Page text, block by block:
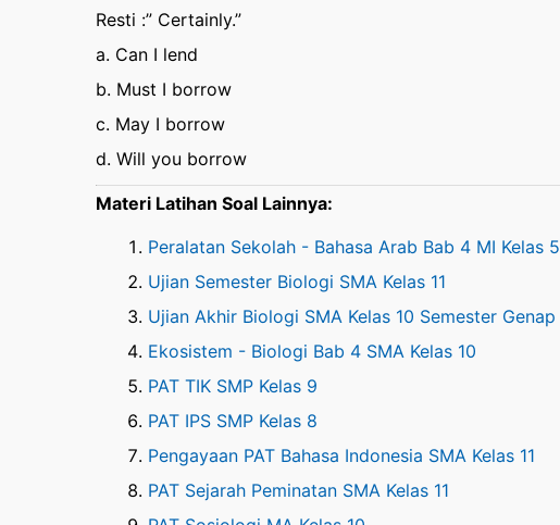
Resti :” Certainly.”
a. Can I lend
b. Must I borrow
c. May I borrow
d. Will you borrow
Materi Latihan Soal Lainnya:
Peralatan Sekolah - Bahasa Arab Bab 4 MI Kelas 5
Ujian Semester Biologi SMA Kelas 11
Ujian Akhir Biologi SMA Kelas 10 Semester Genap
Ekosistem - Biologi Bab 4 SMA Kelas 10
PAT TIK SMP Kelas 9
PAT IPS SMP Kelas 8
Pengayaan PAT Bahasa Indonesia SMA Kelas 11
PAT Sejarah Peminatan SMA Kelas 11